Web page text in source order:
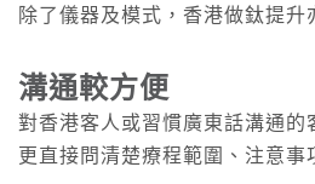
除了儀器及模式，香港做鈦提升
溝通較方便
對香港客人或習慣廣東話溝通的
更直接問清楚療程範圍、注意事